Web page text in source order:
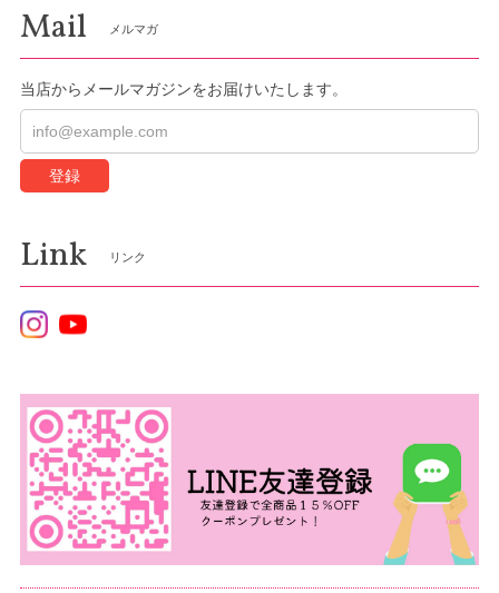
Mail メルマガ
当店からメールマガジンをお届けいたします。
登録
Link リンク